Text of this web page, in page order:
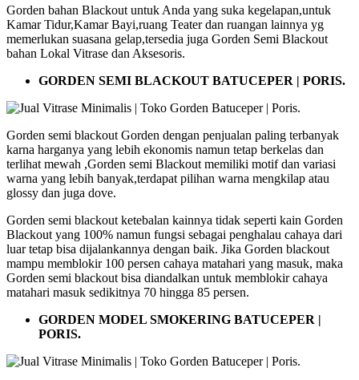
Gorden bahan Blackout untuk Anda yang suka kegelapan,untuk
Kamar Tidur,Kamar Bayi,ruang Teater dan ruangan lainnya yg
memerlukan suasana gelap,tersedia juga Gorden Semi Blackout
bahan Lokal Vitrase dan Aksesoris.
GORDEN SEMI BLACKOUT BATUCEPER | PORIS.
Gorden semi blackout Gorden dengan penjualan paling terbanyak
karna harganya yang lebih ekonomis namun tetap berkelas dan
terlihat mewah ,Gorden semi Blackout memiliki motif dan variasi
warna yang lebih banyak,terdapat pilihan warna mengkilap atau
glossy dan juga dove.
Gorden semi blackout ketebalan kainnya tidak seperti kain Gorden
Blackout yang 100% namun fungsi sebagai penghalau cahaya dari
luar tetap bisa dijalankannya dengan baik. Jika Gorden blackout
mampu memblokir 100 persen cahaya matahari yang masuk, maka
Gorden semi blackout bisa diandalkan untuk memblokir cahaya
matahari masuk sedikitnya 70 hingga 85 persen.
GORDEN MODEL SMOKERING BATUCEPER |
PORIS.